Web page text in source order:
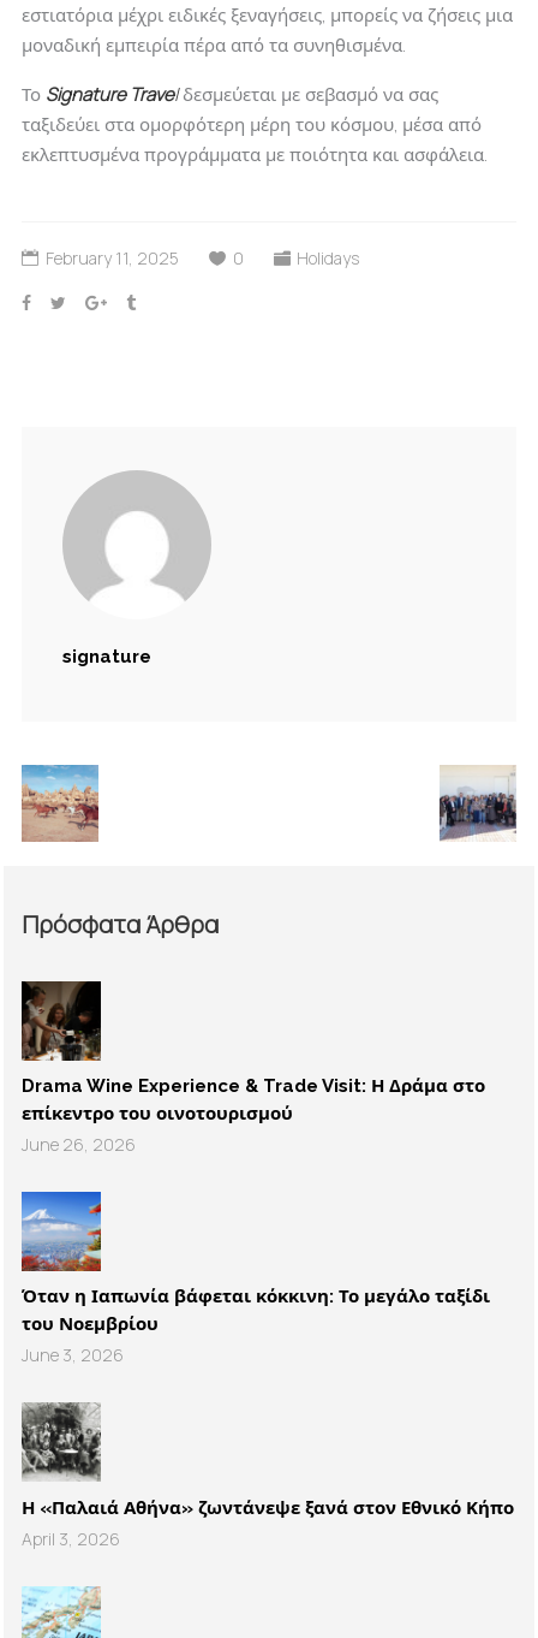
εστιατόρια μέχρι ειδικές ξεναγήσεις, μπορείς να ζήσεις μια
μοναδική εμπειρία πέρα από τα συνηθισμένα.
Το Signature Travelδεσμεύεται με σεβασμό να σας
ταξιδεύει στα ομορφότερη μέρη του κόσμου, μέσα από
εκλεπτυσμένα προγράμματα με ποιότητα και ασφάλεια.
February 11, 2025 0 Holidays
signature
Πρόσφατα Άρθρα
Drama Wine Experience & Trade Visit: Η Δράμα στο
επίκεντρο του οινοτουρισμού
June 26, 2026
Όταν η Ιαπωνία βάφεται κόκκινη: Το μεγάλο ταξίδι
του Νοεμβρίου
June 3, 2026
Η «Παλαιά Αθήνα» ζωντάνεψε ξανά στον Εθνικό Κήπο
April 3, 2026